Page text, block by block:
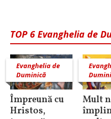
TOP 6 Evanghelia de
Evanghelia de
Duminică
Împreună cu
Hristos,
Mult